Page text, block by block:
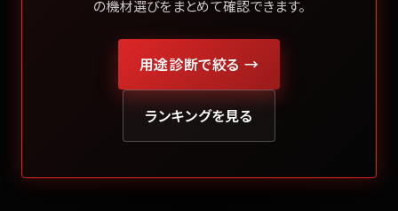
の機材選びをまとめて確認できます。
用途診断で絞る →
ランキングを見る